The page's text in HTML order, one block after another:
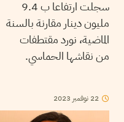
سجلت ارتفاعا ب 9.4
مليون دينار مقارنة بالسنة
الماضية، نورد مقتطفات
من نقاشها الحماسي.
22 نوفمبر 2023